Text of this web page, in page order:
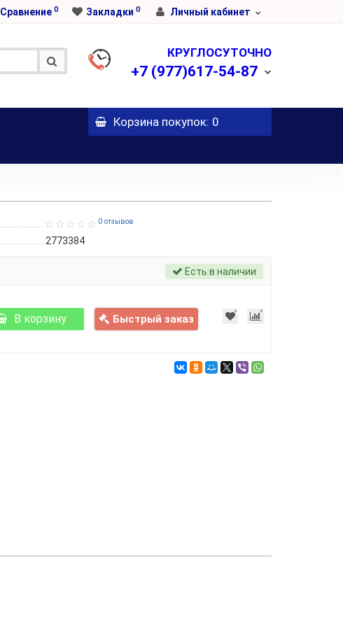
Сравнение 0 Закладки 0 Личный кабинет
КРУГЛОСУТОЧНО
+7 (977)617-54-87
Корзинапокупок: 0
0 отзывов
2773384
Есть в наличии
В корзину Быстрый заказ